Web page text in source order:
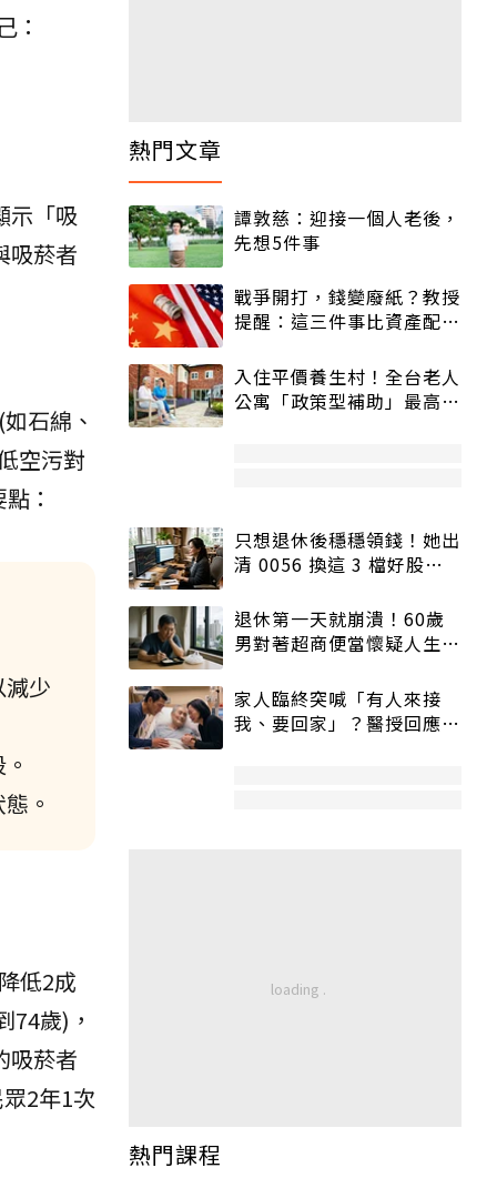
：
示「吸
吸菸者
石綿、
空污對
：
少
。
低2成
74歲)，
吸菸者
2年1次
熱門文章
譚敦慈：迎接一個人老後，
先想5件事
戰爭開打，錢變廢紙？教授
提醒：這三件事比資產配置
入住平價養生村！全台老人
公寓「政策型補助」最高打
只想退休後穩穩領錢！她出
清 0056 換這 3 檔好股：
退休第一天就崩潰！60歲
男對著超商便當懷疑人生
家人臨終突喊「有人來接
我、要回家」？醫授回應方
熱門課程